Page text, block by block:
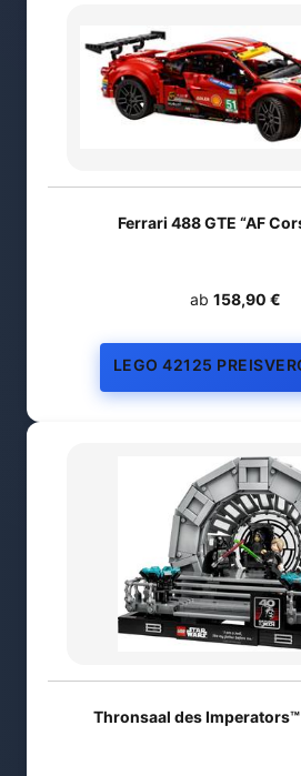
Ferrari 488 GTE “AF
ab 158,90 €
LEGO 42125
Thronsaal des Imperators™